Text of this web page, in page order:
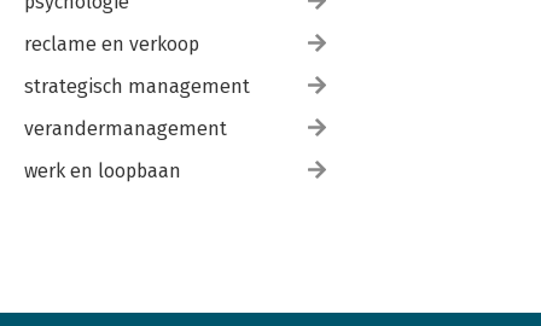
reclame en verkoop
strategisch management
verandermanagement
werk en loopbaan